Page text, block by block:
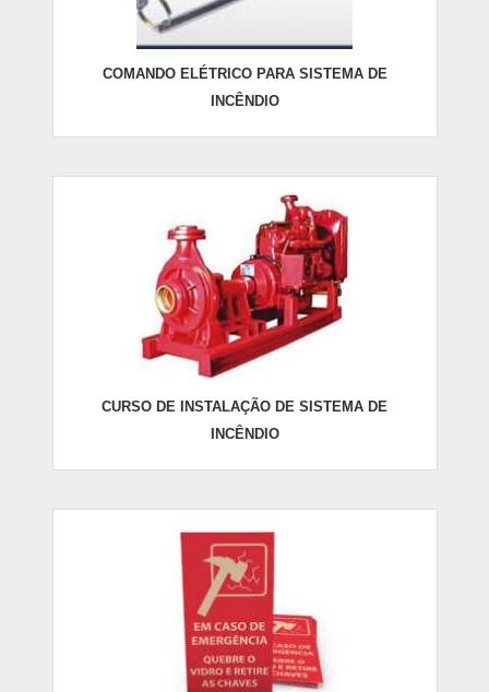
COMANDO ELÉTRICO PARA SISTEMA DE
INCÊNDIO
CURSO DE INSTALAÇÃO DE SISTEMA DE
INCÊNDIO